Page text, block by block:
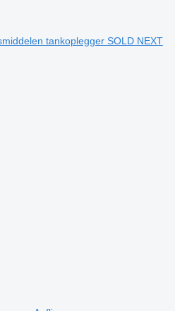
tankoplegger SOLD NEXT